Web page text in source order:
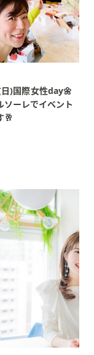
)国際女性day🌼
ソーレでイベント
🥂